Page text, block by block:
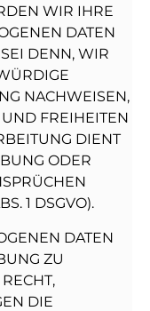
WIR IHRE
DATEN
DENN, WIR
NACHWEISEN,
FREIHEITEN
DIENT
ODER
1 DSGVO).
DATEN
ZU
DIE